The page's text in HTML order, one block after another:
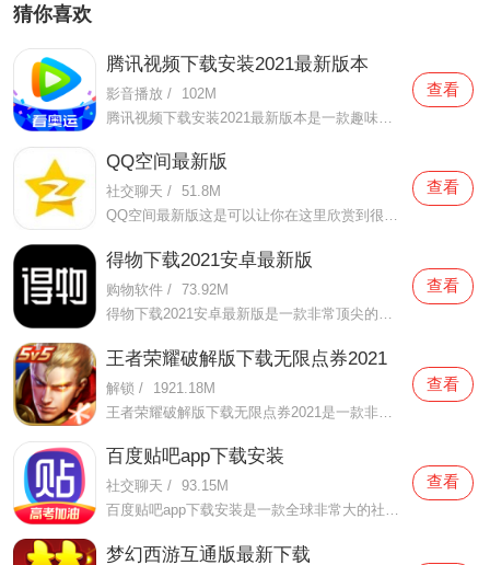
猜你喜欢
腾讯视频下载安装2021最新版本
影音播放 /
102M
查看
QQ空间最新版
社交聊天 / 51.8M
QQ空间最新版这是可以让你在这里欣赏到很多优质的内容欣赏体验的手机视频软件，在这里的内容有很多都是好友的动态，而且还有很多的互动功能可以让你跟好友之间的亲密度再次提升，大家在这里可以感受到很多优质的社交和很多有趣的心情分享，不仅可以跟人互动，这软件也是自己
查看
得物下载2021安卓最新版
购物软件 / 73.92M
查看
王者荣耀破解版下载无限点券2021
解锁 /
1921.18M
王者荣耀破解版下载无限点券2021是一款非常火热的手机游戏。在这款王者荣耀破解版下载无限点券2021中有着非常好用的辅助工具，在这里面你可以轻轻松松就获得点券的使用，而且还是可以无限使用的哦，完全没有受限制，只要你下载了这款王者荣耀破解版下载无限点券2021之后就可以
查看
百度贴吧app下载安装
社交聊天 / 93.15M
百度贴吧app下载安装是一款全球非常大的社交软件。在这款百度贴吧app下载安装里面汇聚了很多有共同兴趣的小伙伴们，在这里面有各种你会感兴趣的兴趣贴，同时你也会发现这里面有非常多的共同爱好的小伙伴，在这里面你还可以和他们一起玩耍，一起在帖子里畅所欲言，发挥你的脑
查看
梦幻西游互通版最新下载